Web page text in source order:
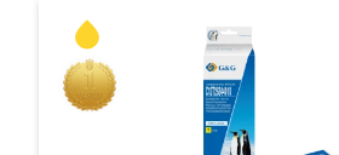
G&G
compatible
Epson
T2616